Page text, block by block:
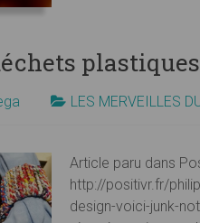
LES MERVEILLES
Article paru dans
http://positivr.fr/
design-voici-junk-